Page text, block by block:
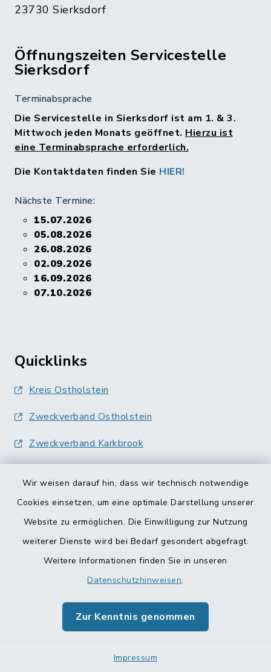
Wir weisen darauf hin, dass wir technisch notwendige
Cookies einsetzen, um eine optimale Darstellung unserer
Website zu ermöglichen. Die Einwilligung zur Nutzung
weiterer Dienste wird bei Bedarf gesondert abgefragt.
Weitere Informationen finden Sie in unseren
Datenschutzhinweisen.
Zur Kenntnis genommen
Impressum
23730 Sierksdorf
Öffnungszeiten Servicestelle
Sierksdorf
Terminabsprache
Die Servicestelle in Sierksdorf ist am 1. & 3.
Mittwoch jeden Monats geöffnet. Hierzu ist
eine Terminabsprache erforderlich.
Die Kontaktdaten finden Sie HIER!
Nächste Termine:
15.07.2026
05.08.2026
26.08.2026
02.09.2026
16.09.2026
07.10.2026
Quicklinks
Kreis Ostholstein
Zweckverband Ostholstein
Zweckverband Karkbrook
Barrierefreiheit
Impressum
Sitemap